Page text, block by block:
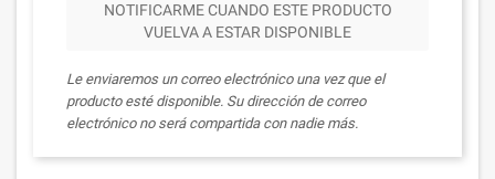
NOTIFICARME CUANDO ESTE PRODUCTO
VUELVA A ESTAR DISPONIBLE
Le enviaremos un correo electrónico una vez que el
producto esté disponible. Su dirección de correo
electrónico no será compartida con nadie más.